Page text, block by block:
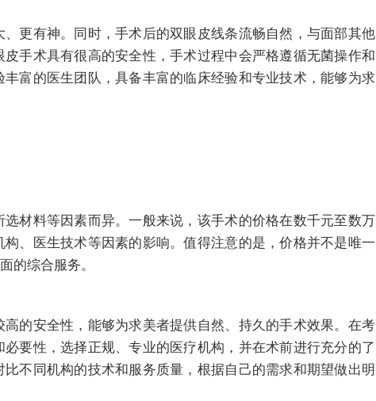
更有神。同时，手术后的双眼皮线条流畅自然，与面部其他
手术具有很高的安全性，手术过程中会严格遵循无菌操作和
富的医生团队，具备丰富的临床经验和专业技术，能够为求
材料等因素而异。一般来说，该手术的价格在数千元至数万
、医生技术等因素的影响。值得注意的是，价格并不是唯一
的综合服务。
的安全性，能够为求美者提供自然、持久的手术效果。在考
要性，选择正规、专业的医疗机构，并在术前进行充分的了
不同机构的技术和服务质量，根据自己的需求和期望做出明